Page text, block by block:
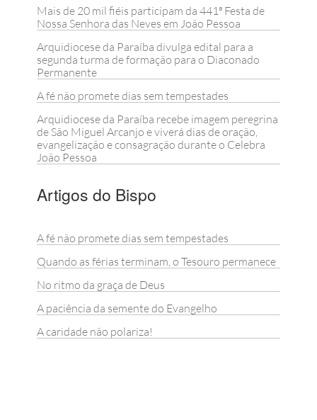
Mais de 20 mil fiéis participam da 441ª Festa de
Nossa Senhora das Neves em João Pessoa
Arquidiocese da Paraíba divulga edital para a
segunda turma de formação para o Diaconado
Permanente
A fé não promete dias sem tempestades
Arquidiocese da Paraíba recebe imagem peregrina
de São Miguel Arcanjo e viverá dias de oração,
evangelização e consagração durante o Celebra
João Pessoa
Artigos do Bispo
A fé não promete dias sem tempestades
Quando as férias terminam, o Tesouro permanece
No ritmo da graça de Deus
A paciência da semente do Evangelho
A caridade não polariza!